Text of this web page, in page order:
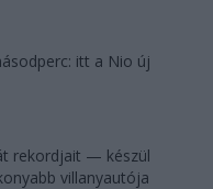
itt a Nio új
rekordjait — készül
villanyautója